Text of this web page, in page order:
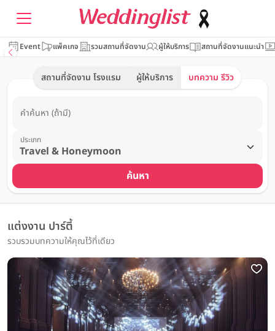
Event แพ็คเกจ รวมสถานที่จัดงาน ผู้ให้บริการ สถานที่จัดงานแนะนำ
สถานที่จัดงาน โรงแรม ผู้ให้บริการ บทความ รีวิว
คำค้นหา (ถ้ามี)
ประเภท
ค้นหา
แต่งงาน ปาร์ตี้
รวบรวมบทความให้คุณไว้ที่เดียว